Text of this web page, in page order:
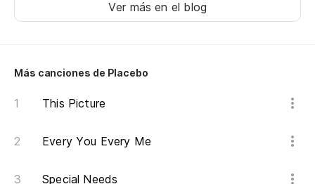
Ver más en el blog
Más canciones de Placebo
This Picture
Every You Every Me
Special Needs